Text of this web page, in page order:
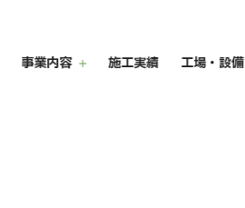
事業内容 施工実績 工場・設備